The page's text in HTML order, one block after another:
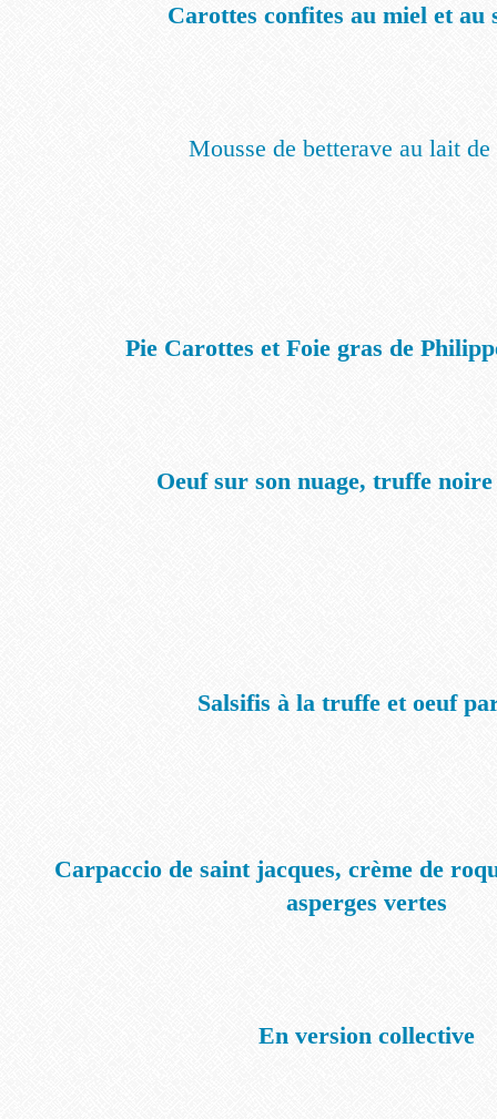
Carottes confites au miel et au
Mousse de betterave au lait de
Pie Carottes et Foie gras de
Oeuf sur son nuage, truffe noire
Salsifis à la truffe et oeuf
Carpaccio de saint jacques, crème de
asperges vertes
En version collective